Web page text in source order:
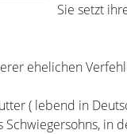
Sie setzt
ehelichen
( lebend in
in